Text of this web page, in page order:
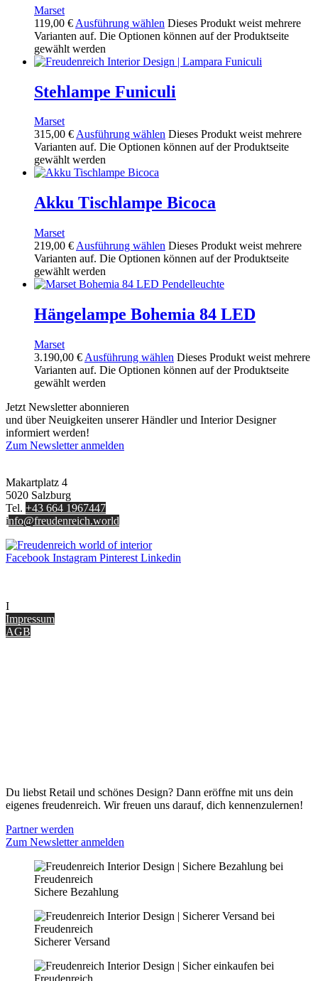
Marset
119,00 € Ausführung wählen Dieses Produkt weist mehrere
Varianten auf. Die Optionen können auf der Produktseite
gewählt werden
Stehlampe Funiculi
Marset
315,00 €Ausführung wählen Dieses Produkt weist mehrere
Varianten auf. Die Optionen können auf der Produktseite
gewählt werden
Akku Tischlampe Bicoca
Marset
219,00 € Ausführung wählen Dieses Produkt weist mehrere
Varianten auf. Die Optionen können auf der Produktseite
gewählt werden
Hängelampe Bohemia 84 LED
Marset
3.190,00 € Ausführung wählen Dieses Produkt weist mehrere
Varianten auf. Die Optionen können auf der Produktseite
gewählt werden
Jetzt Newsletter abonnieren
und über Neuigkeiten unserer Händler und Interior Designer
informiert werden!
Zum Newsletter anmelden
Makartplatz 4
5020 Salzburg
Tel. +43 664 1967447
info@freudenreich.world
Facebook Instagram Pinterest Linkedin
I
Impressum
AGB
Du liebst Retail und schönes Design? Dann eröffne mit uns dein
eigenes freudenreich. Wir freuen uns darauf, dich kennenzulernen!
Partner werden
Zum Newsletter anmelden
Sichere Bezahlung
Sicherer Versand